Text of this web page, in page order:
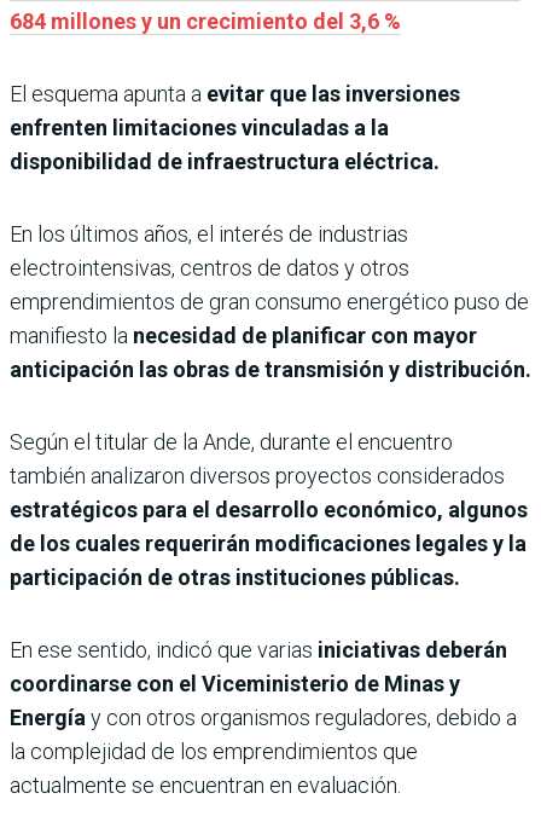
684 millones y un crecimiento del 3,6 %
El esquema apunta a evitar que las inversiones
enfrenten limitaciones vinculadas a la
disponibilidad de infraestructura eléctrica.
En los últimos años, el interés de industrias
electrointensivas, centros de datos y otros
emprendimientos de gran consumo energético puso de
manifiesto la necesidad de planificar con mayor
anticipación las obras de transmisión y distribución.
Según el titular de la Ande, durante el encuentro
también analizaron diversos proyectos considerados
estratégicos para el desarrollo económico, algunos
de los cuales requerirán modificaciones legales y la
participación de otras instituciones públicas.
En ese sentido, indicó que varias iniciativas deberán
coordinarse con el Viceministerio de Minas y
Energía y con otros organismos reguladores, debido a
la complejidad de los emprendimientos que
actualmente se encuentran en evaluación.